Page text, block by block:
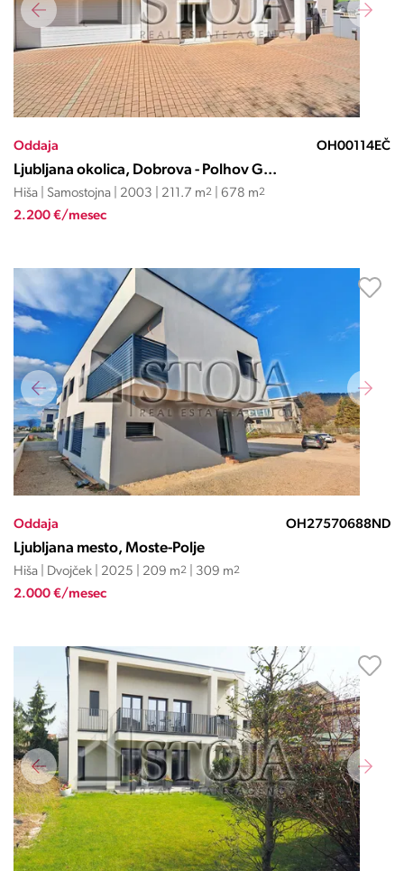
Oddaja OH00114EČ
Ljubljana okolica, Dobrova - Polhov G...
Hiša | Samostojna | 2003 | 211.7 m2 | 678 m2
2.200 €/mesec
Oddaja OH27570688ND
Ljubljana mesto, Moste-Polje
Hiša | Dvojček | 2025 | 209 m2 | 309 m2
2.000 €/mesec